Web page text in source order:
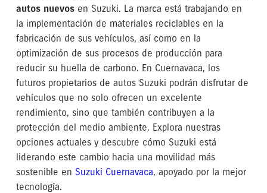
autos nuevosen Suzuki. La marca está trabajando en
la implementación de materiales reciclables en la
fabricación de sus vehículos, así como en la
optimización de sus procesos de producción para
reducir su huella de carbono. En Cuernavaca, los
futuros propietarios de autos Suzuki podrán disfrutar de
vehículos que no solo ofrecen un excelente
rendimiento, sino que también contribuyen a la
protección del medio ambiente. Explora nuestras
opciones actuales y descubre cómo Suzuki está
liderando este cambio hacia una movilidad más
sostenible en Suzuki Cuernavaca, apoyado por la mejor
tecnología.